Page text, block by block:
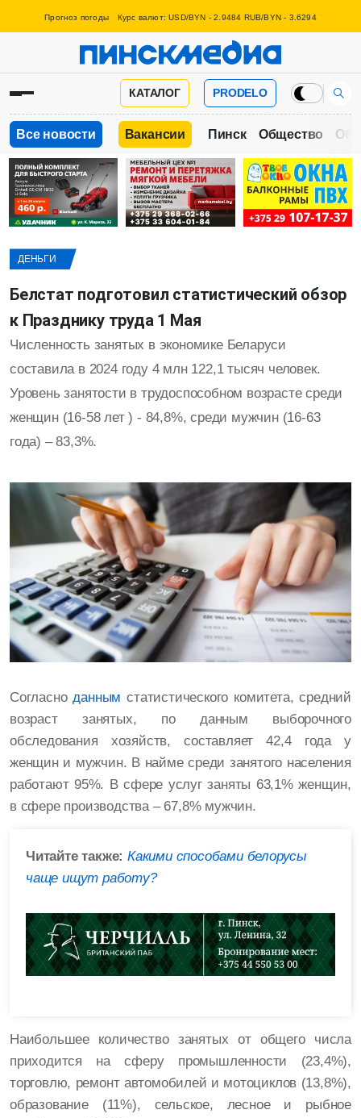
Прогноз погоды Курс валют: USD/BYN - 2.9484 RUB/BYN - 3.6294
КАТАЛОГ PRODELO
Все новости Вакансии Пинск Общество
ДЕНЬГИ
Белстат подготовил статистический обзор
к Празднику труда 1 Мая
Численность занятых в экономике Беларуси
составила в 2024 году 4 млн 122,1 тысяч человек.
Уровень занятости в трудоспособном возрасте среди
женщин (16-58 лет ) - 84,8%, среди мужчин (16-63
года) – 83,3%.
Согласноданным статистического комитета, средний
возраст занятых, по данным выборочного
обследования хозяйств, составляет 42,4 года у
женщин и мужчин. В найме среди занятого населения
работают 95%. В сфере услуг заняты 63,1% женщин,
в сфере производства – 67,8% мужчин.
Читайте также: Какими способами белорусы
чаще ищут работу?
Наибольшее количество занятых от общего числа
приходится на сферу промышленности (23,4%),
торговлю, ремонт автомобилей и мотоциклов (13,8%),
образование (11%), сельское, лесное и рыбное